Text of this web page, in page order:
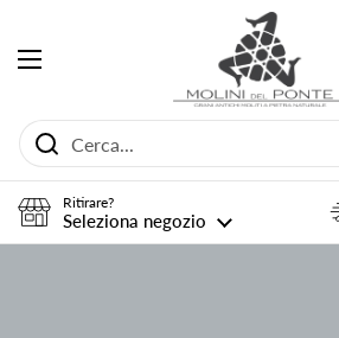
Apri menu
Ritirare?
Seleziona negozio